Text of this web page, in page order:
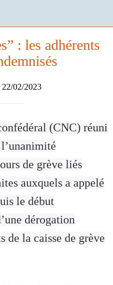
: les adhérents
02/2023
(CNC) réuni
de grève liés
auxquels a appelé
le début
dérogation
de la caisse de grève